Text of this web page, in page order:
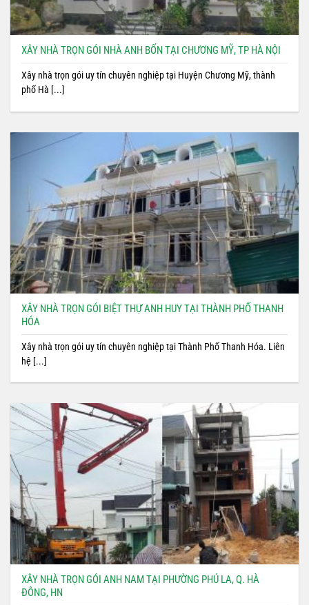
XÂY NHÀ TRỌN GÓI NHÀ ANH BỐN TẠI CHƯƠNG MỸ, TP HÀ NỘI
Xây nhà trọn gói uy tín chuyên nghiệp tại Huyện Chương Mỹ, thành
phố Hà [...]
XÂY NHÀ TRỌN GÓI BIỆT THỰ ANH HUY TẠI THÀNH PHỐ THANH
HÓA
Xây nhà trọn gói uy tín chuyên nghiệp tại Thành Phố Thanh Hóa. Liên
hệ [...]
XÂY NHÀ TRỌN GÓI ANH NAM TẠI PHƯỜNG PHÚ LA, Q. HÀ
ĐÔNG, HN